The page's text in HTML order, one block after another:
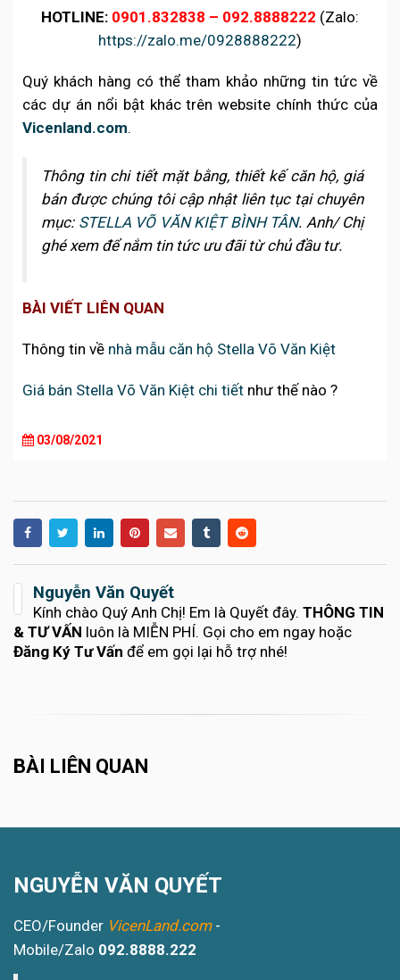
HOTLINE: 0901.832838 – 092.8888222 (Zalo:
https://zalo.me/0928888222)
Quý khách hàng có thể tham khảo những tin tức về
các dự án nổi bật khác trên website chính thức của
Vicenland.com.
Thông tin chi tiết mặt bằng, thiết kế căn hộ, giá
bán được chúng tôi cập nhật liên tục tại chuyên
mục: STELLA VÕ VĂN KIỆT BÌNH TÂN. Anh/ Chị
ghé xem để nắm tin tức ưu đãi từ chủ đầu tư.
BÀI VIẾT LIÊN QUAN
Thông tin về nhà mẫu căn hộ Stella Võ Văn Kiệt
Giá bán Stella Võ Văn Kiệt chi tiết như thế nào ?
03/08/2021
Nguyễn Văn Quyết
Kính chào Quý Anh Chị! Em là Quyết đây. THÔNG TIN
& TƯ VẤN luôn là MIỄN PHÍ. Gọi cho em ngay hoặc
Đăng Ký Tư Vấn để em gọi lại hỗ trợ nhé!
BÀI LIÊN QUAN
NGUYỄN VĂN QUYẾT
CEO/Founder VicenLand.com-
Mobile/Zalo 092.8888.222